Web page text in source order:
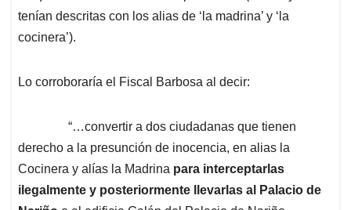
tenían descritas con los alias de ‘la madrina’ y ‘la
cocinera’).
Lo corroboraría el Fiscal Barbosa al decir:
“…convertir a dos ciudadanas que tienen
derecho a la presunción de inocencia, en alias la
Cocinera y alías la Madrina para interceptarlas
ilegalmente y posteriormente llevarlas al Palacio de